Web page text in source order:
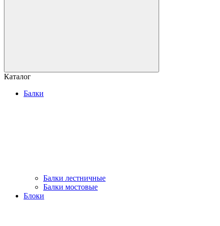
Каталог
Балки
Балки лестничные
Балки мостовые
Блоки